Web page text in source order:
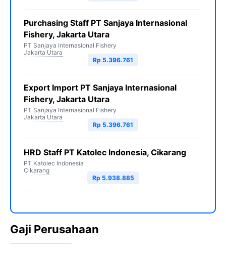
Purchasing Staff PT Sanjaya Internasional
Fishery, Jakarta Utara
PT Sanjaya Internasional Fishery
Jakarta Utara
Rp 5.396.761
Export Import PT Sanjaya Internasional
Fishery, Jakarta Utara
PT Sanjaya Internasional Fishery
Jakarta Utara
Rp 5.396.761
HRD Staff PT Katolec Indonesia, Cikarang
PT Katolec Indonesia
Cikarang
Rp 5.938.885
Gaji Perusahaan